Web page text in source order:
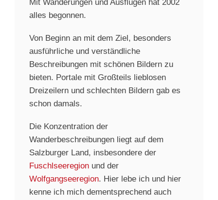
Mit Wanderungen und Ausflügen hat 2002
alles begonnen.
Von Beginn an mit dem Ziel, besonders
ausführliche und verständliche
Beschreibungen mit schönen Bildern zu
bieten. Portale mit Großteils lieblosen
Dreizeilern und schlechten Bildern gab es
schon damals.
Die Konzentration der
Wanderbeschreibungen liegt auf dem
Salzburger Land, insbesondere der
Fuschlseeregionund der
Wolfgangseeregion. Hier lebe ich und hier
kenne ich mich dementsprechend auch